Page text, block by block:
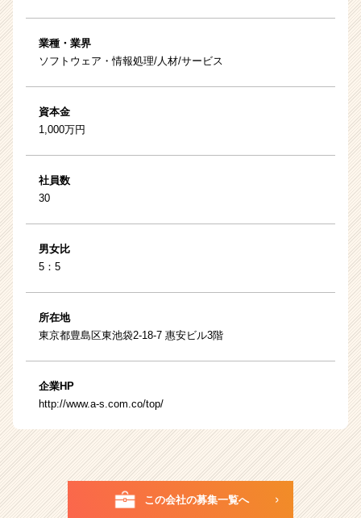
業種・業界
ソフトウェア・情報処理/人材/サービス
資本金
1,000万円
社員数
30
男女比
5：5
所在地
東京都豊島区東池袋2-18-7 惠安ビル3階
企業HP
http://www.a-s.com.co/top/
この会社の募集一覧へ